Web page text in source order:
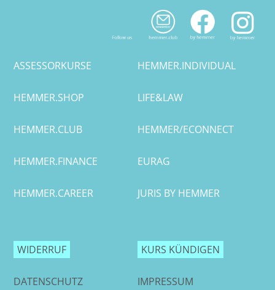
ASSESSORKURSE HEMMER.INDIVIDUAL
HEMMER.SHOP LIFE&LAW
HEMMER.CLUB HEMMER/ECONNECT
HEMMER.FINANCE EURAG
HEMMER.CAREER JURIS BY HEMMER
WIDERRUF KURS KÜNDIGEN
DATENSCHUTZ IMPRESSUM